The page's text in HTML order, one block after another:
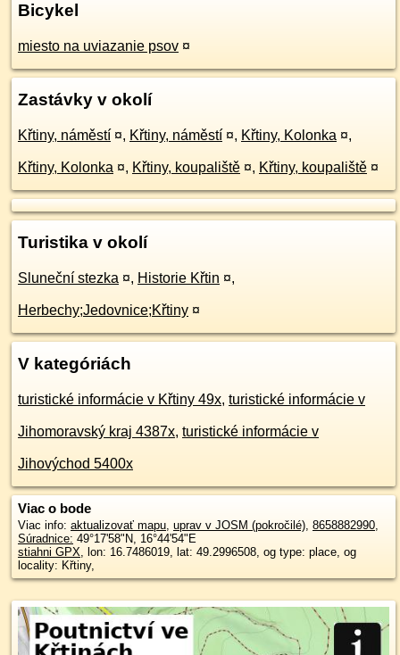
Bicykel
miesto na uviazanie psov ¤
Zastávky v okolí
Křtiny, náměstí ¤, Křtiny, náměstí ¤, Křtiny, Kolonka ¤,
Křtiny, Kolonka ¤, Křtiny, koupaliště ¤, Křtiny, koupaliště ¤
Turistika v okolí
Sluneční stezka ¤, Historie Křtin ¤,
Herbechy;Jedovnice;Křtiny ¤
V kategóriách
turistické informácie v Křtiny 49x, turistické informácie v
Jihomoravský kraj 4387x, turistické informácie v
Jihovýchod 5400x
Viac o bode
Viac info: aktualizovať mapu, uprav v JOSM (pokročilé), 8658882990,
Súradnice: 49°17'58"N, 16°44'54"E
stiahni GPX, lon: 16.7486019, lat: 49.2996508, og type: place, og
locality: Křtiny,